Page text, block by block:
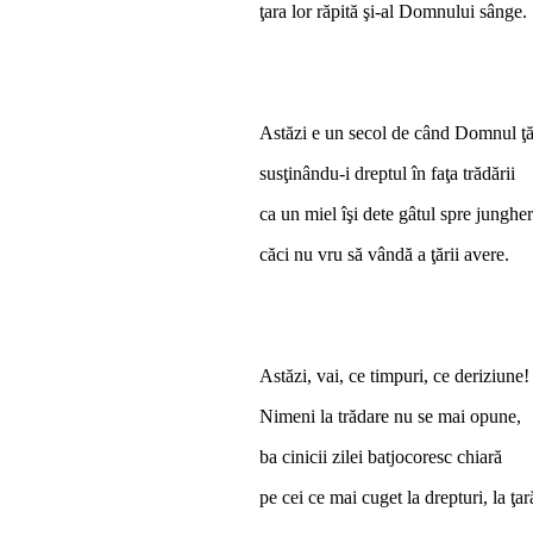
ţara lor răpită şi-al Domnului sânge.
Astăzi e un secol de când Domnul
susţinându-i dreptul în faţa trădării
ca un miel îşi dete gâtul spre
căci nu vru să vândă a ţării avere.
Astăzi, vai, ce timpuri, ce deriziune!
Nimeni la trădare nu se mai opune,
ba cinicii zilei batjocoresc chiară
pe cei ce mai cuget la drepturi, la